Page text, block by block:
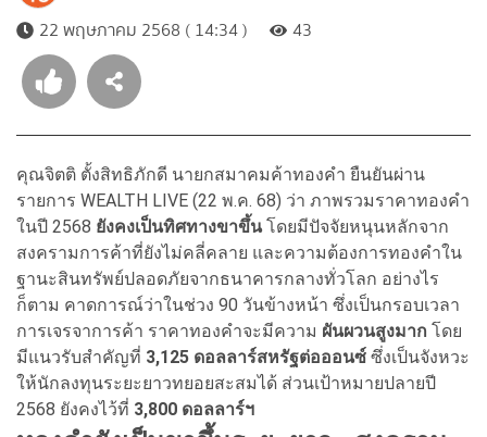
22 พฤษภาคม 2568 ( 14:34 )
43
คุณจิตติ ตั้งสิทธิภักดี นายกสมาคมค้าทองคำ ยืนยันผ่าน
รายการ WEALTH LIVE (22 พ.ค. 68) ว่า ภาพรวมราคาทองคำ
ในปี 2568 ยังคงเป็นทิศทางขาขึ้นโดยมีปัจจัยหนุนหลักจาก
สงครามการค้าที่ยังไม่คลี่คลาย และความต้องการทองคำใน
ฐานะสินทรัพย์ปลอดภัยจากธนาคารกลางทั่วโลก อย่างไร
ก็ตาม คาดการณ์ว่าในช่วง 90 วันข้างหน้า ซึ่งเป็นกรอบเวลา
การเจรจาการค้า ราคาทองคำจะมีความ ผันผวนสูงมาก โดย
มีแนวรับสำคัญที่ 3,125 ดอลลาร์สหรัฐต่อออนซ์ ซึ่งเป็นจังหวะ
ให้นักลงทุนระยะยาวทยอยสะสมได้ ส่วนเป้าหมายปลายปี
2568 ยังคงไว้ที่ 3,800 ดอลลาร์ฯ